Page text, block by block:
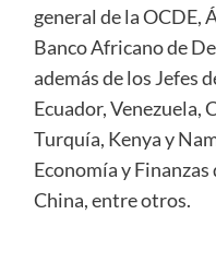
general de la OCDE,
Banco Africano de
además de los Jefes
Ecuador, Venezuela,
Turquía, Kenya y
Economía y
China, entre otros.